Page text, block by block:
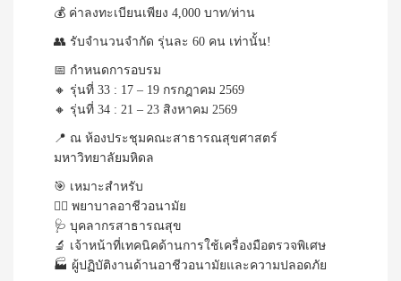
💰 ค่าลงทะเบียนเพียง 4,000 บาท/ท่าน
👥 รับจำนวนจำกัด รุ่นละ 60 คน เท่านั้น!
📅 กำหนดการอบรม
🔸 รุ่นที่ 33 : 17 – 19 กรกฎาคม 2569
🔸 รุ่นที่ 34 : 21 – 23 สิงหาคม 2569
📍 ณ ห้องประชุมคณะสาธารณสุขศาสตร์
มหาวิทยาลัยมหิดล
🎯 เหมาะสำหรับ
👩‍⚕️ พยาบาลอาชีวอนามัย
🩺 บุคลากรสาธารณสุข
🔬 เจ้าหน้าที่เทคนิคด้านการใช้เครื่องมือตรวจพิเศษ
🏭 ผู้ปฏิบัติงานด้านอาชีวอนามัยและความปลอดภัย